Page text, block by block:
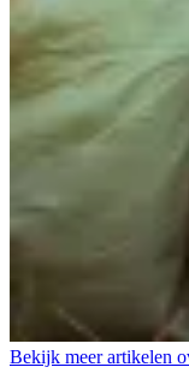
Bekijk meer artikelen